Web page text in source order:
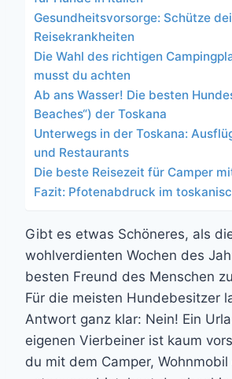
Gesundheitsvorsorge: Schütze
Reisekrankheiten
Die Wahl des richtigen
musst du achten
Ab ans Wasser! Die besten
Beaches“) der Toskana
Unterwegs in der Toskana:
und Restaurants
Die beste Reisezeit für Camper
Fazit: Pfotenabdruck im
Gibt es etwas Schöneres, als
wohlverdienten Wochen des
besten Freund des Menschen
Für die meisten Hundebesitzer
Antwort ganz klar: Nein! Ein
eigenen Vierbeiner ist kaum
du mit dem Camper,